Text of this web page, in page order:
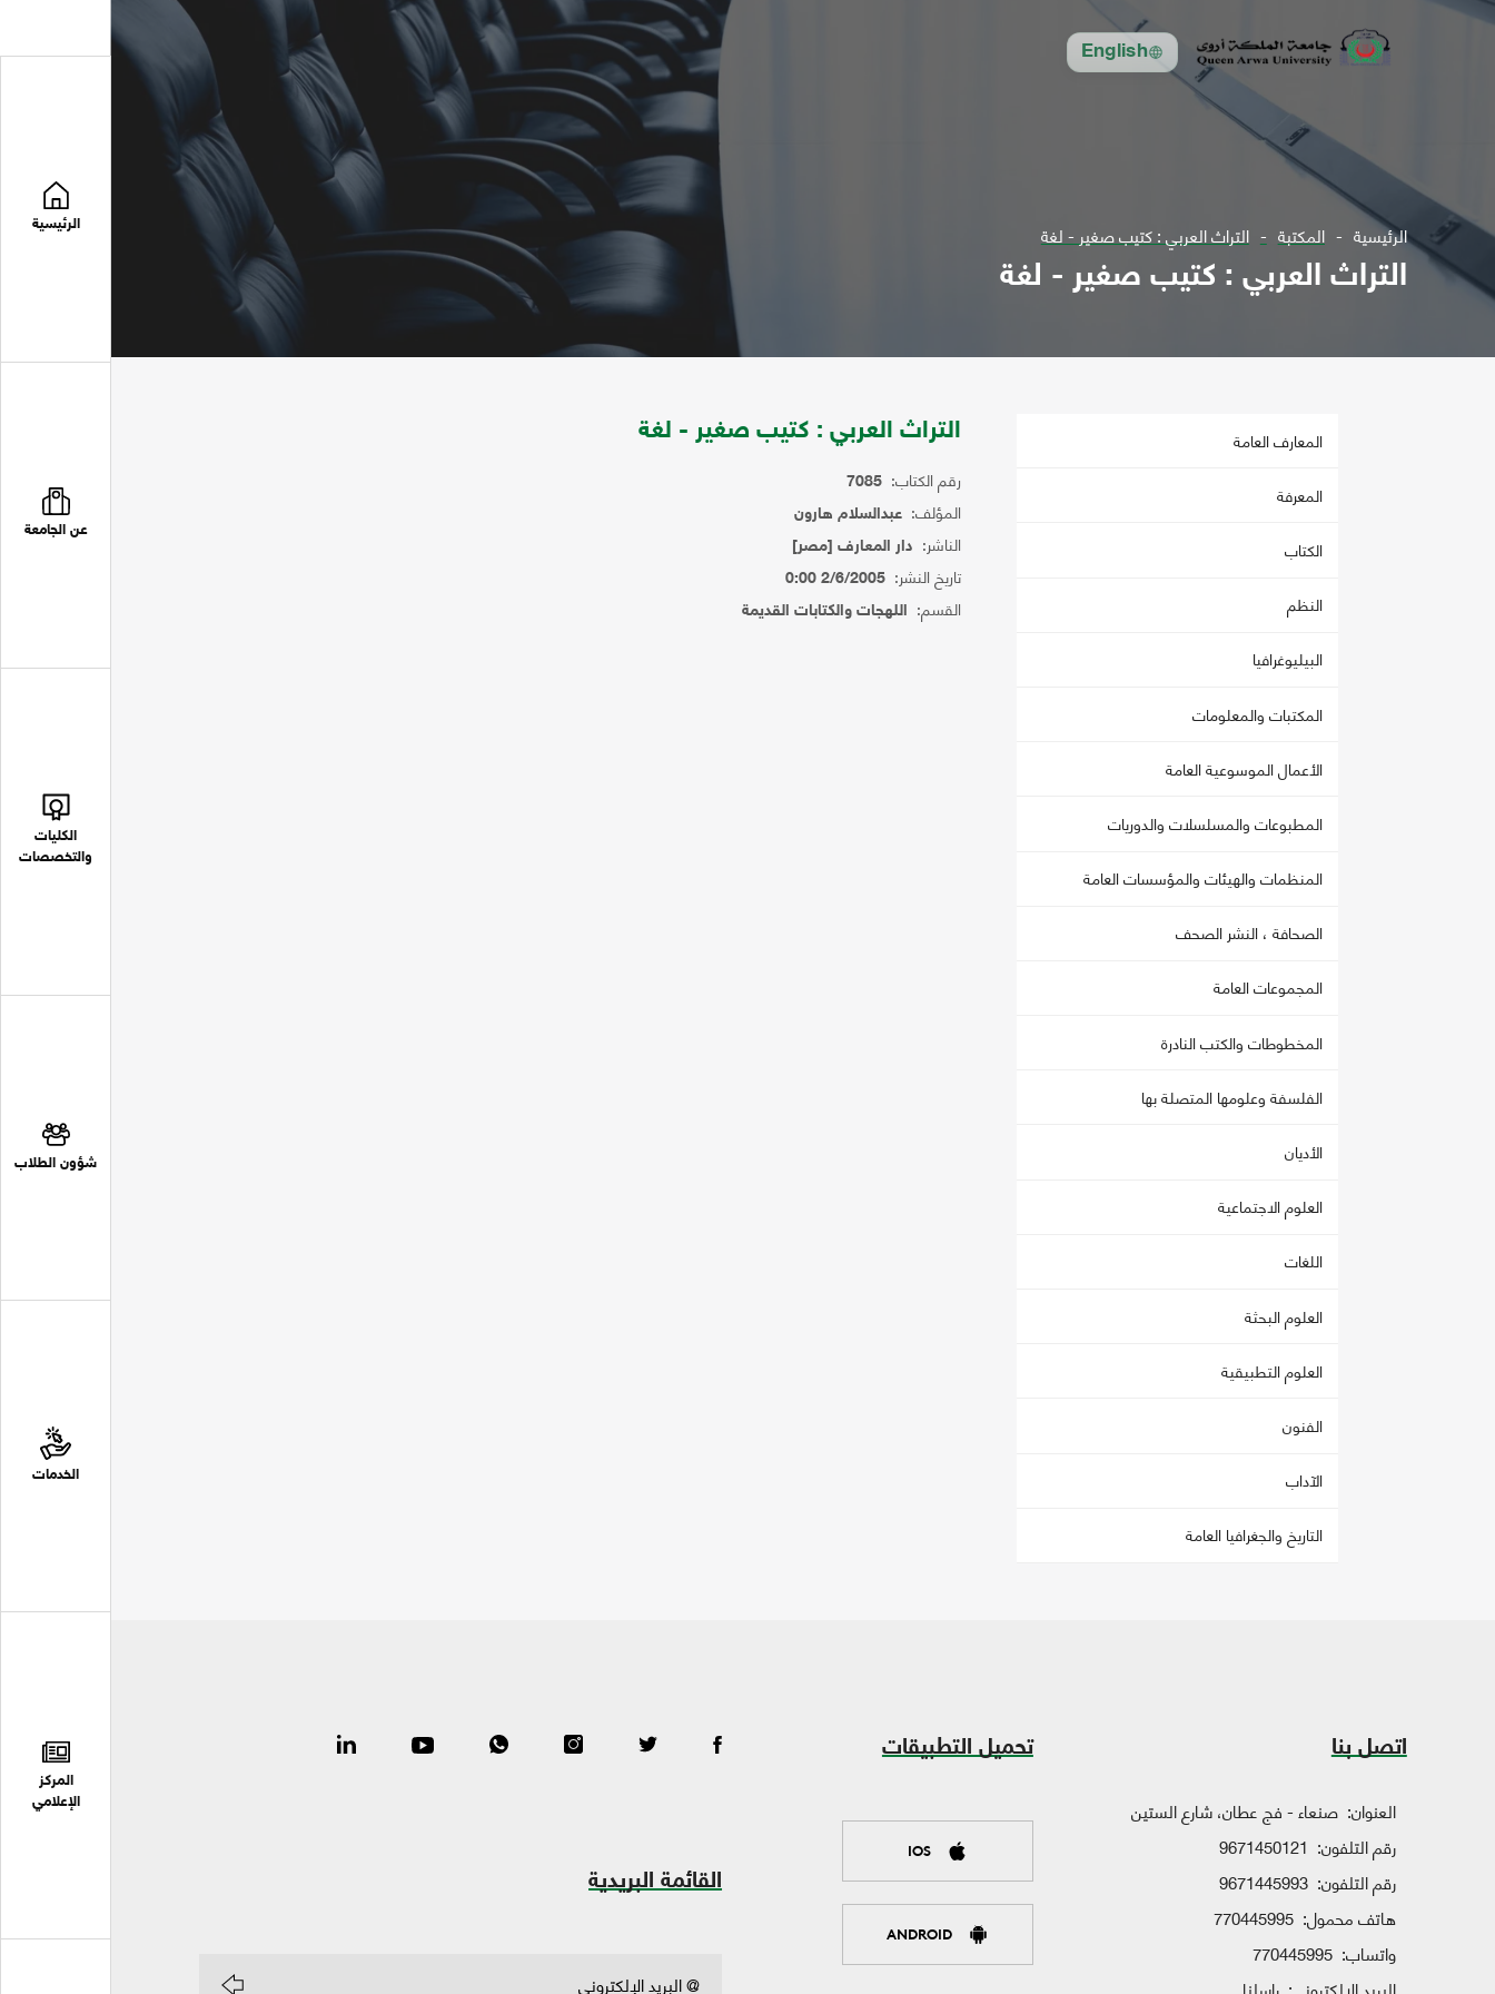
English
الرئيسية
عن الجامعة
الكليات
والتخصصات
شؤون الطلاب
الخدمات
المركز
الإعلامي
الرئيسية المكتبة التراث العربي : كتيب صغير - لغة
التراث العربي : كتيب صغير - لغة
المعارف العامة
المعرفة
الكتاب
النظم
البيليوغرافيا
المكتبات والمعلومات
الأعمال الموسوعية العامة
المطبوعات والمسلسلات والدوريات
المنظمات والهيئات والمؤسسات العامة
الصحافة ، النشر الصحف
المجموعات العامة
المخطوطات والكتب النادرة
الفلسفة وعلومها المتصلة بها
الأديان
العلوم الاجتماعية
اللغات
العلوم البحثة
العلوم التطبيقية
الفنون
الآداب
التاريخ والجغرافيا العامة
التراث العربي : كتيب صغير - لغة
رقم الكتاب: 7085
المؤلف: عبدالسلام هارون
الناشر: دار المعارف [مصر]
تاريخ النشر: 2/6/2005 0:00
القسم: اللهجات والكتابات القديمة
اتصل بنا
العنوان: صنعاء - فج عطان، شارع الستين
رقم التلفون: 9671450121
رقم التلفون: 9671445993
هاتف محمول: 770445995
واتساب: 770445995
تحميل التطبيقات
IOS
ANDROID
القائمة البريدية